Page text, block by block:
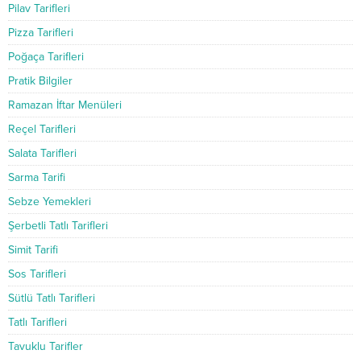
Pilav Tarifleri
Pizza Tarifleri
Poğaça Tarifleri
Pratik Bilgiler
Ramazan İftar Menüleri
Reçel Tarifleri
Salata Tarifleri
Sarma Tarifi
Sebze Yemekleri
Şerbetli Tatlı Tarifleri
Simit Tarifi
Sos Tarifleri
Sütlü Tatlı Tarifleri
Tatlı Tarifleri
Tavuklu Tarifler